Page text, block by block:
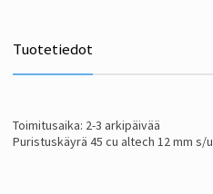
Tuotetiedot
Toimitusaika: 2-3 arkipäivää
Puristuskäyrä 45 cu altech 12 mm s/u